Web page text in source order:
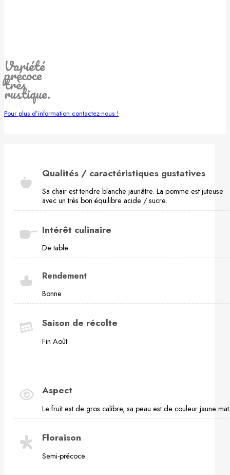
Variété
précoce
très
rustique.
Pour plus d’information contactez-nous !
Qualités / caractéristiques gustatives
Sa chair est tendre blanche jaunâtre. La pomme est juteuse
avec un très bon équilibre acide / sucre.
Intérêt culinaire
De table
Rendement
Bonne
Saison de récolte
Fin Août
Aspect
Le fruit est de gros calibre, sa peau est de couleur jaune
Floraison
Semi-précoce